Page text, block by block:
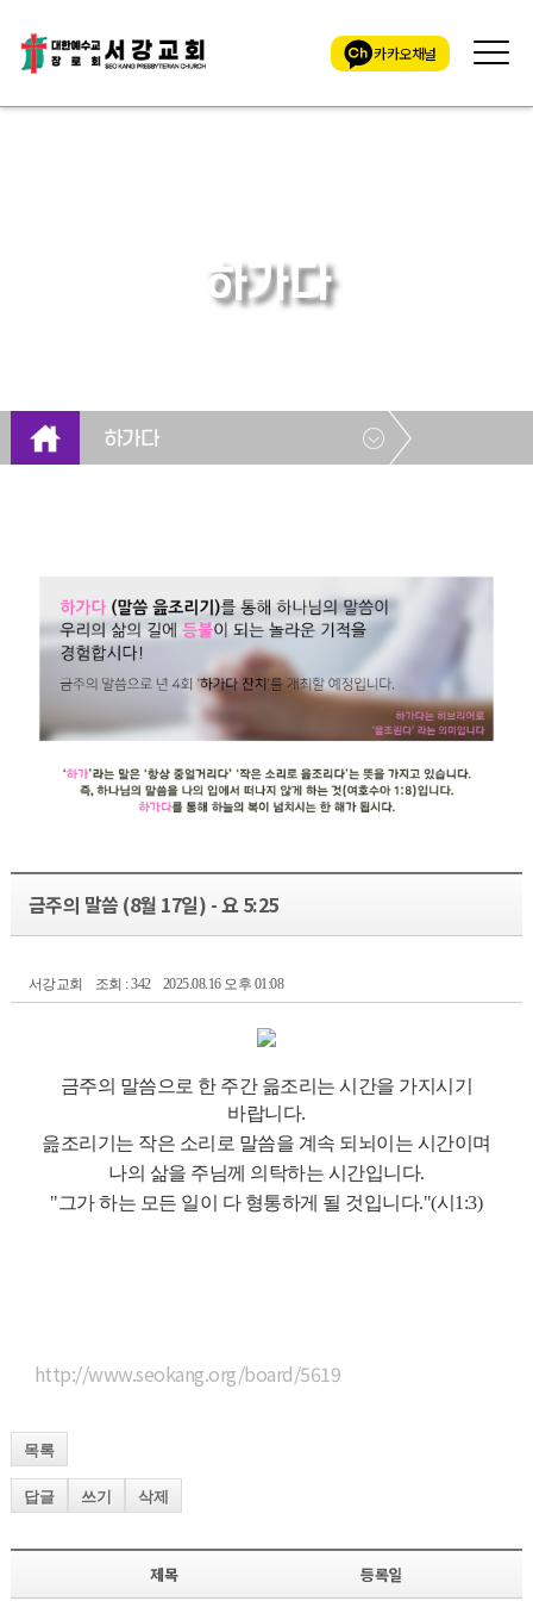
카카오채널
하가다
하가다
금주의 말씀 (8월 17일) - 요 5:25
서강교회 조회 : 342 2025.08.16 오후 01:08
금주의 말씀으로 한 주간 읆조리는 시간을 가지시기
바랍니다.
읊조리기는 작은 소리로 말씀을 계속 되뇌이는 시간이며
나의 삶을 주님께 의탁하는 시간입니다.
"그가 하는 모든 일이 다 형통하게 될 것입니다."(시1:3)
http://www.seokang.org/board/5619
목록
답글 쓰기 삭제
제목 등록일